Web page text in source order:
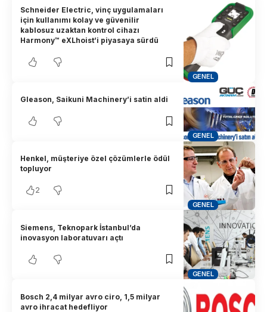
GENEL
Schneider Electric, vinç uygulamaları
için kullanımı kolay ve güvenilir
kablosuz uzaktan kontrol cihazı
Harmony™ eXLhoist’i piyasaya sürdü
GENEL
Gleason, Saikuni Machinery’i satin aldi
GENEL
Henkel, müşteriye özel çözümlerle ödül
topluyor
2
GENEL
Siemens, Teknopark İstanbul’da
inovasyon laboratuvarı açtı
Bosch 2,4 milyar avro ciro, 1,5 milyar
avro ihracat hedefliyor